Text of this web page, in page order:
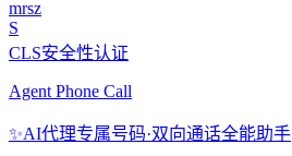
mrsz
S
CLS安全性认证
Agent Phone Call
✨AI代理专属号码·双向通话全能助手